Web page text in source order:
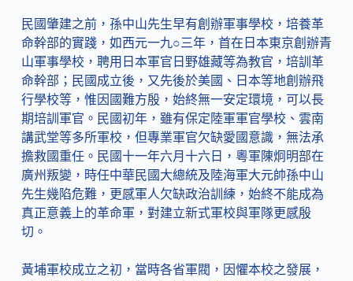
民國肇建之前，孫中山先生早有創辦軍事學校，培養革
命幹部的實踐，如西元一九○三年，首在日本東京創辦青
山軍事學校，聘用日本軍官日野雄藏等為教官，培訓革
命幹部；民國成立後，又先後於美國、日本等地創辦飛
行學校等，惟因國難方殷，始終無一安定環境，可以長
期培訓軍官。民國初年，雖有保定陸軍軍官學校、雲南
講武堂等多所軍校，但專業軍官欠缺愛國意識，無法承
擔救國重任。民國十一年六月十六日，粵軍陳炯明部在
廣州叛變，時任中華民國大總統及陸海軍大元帥孫中山
先生幾陷危難，更感軍人欠缺政治訓練，始終不能成為
真正意義上的革命軍，對建立新式軍校與軍隊更感殷
切。
黃埔軍校成立之初，當時各省軍閥，因懼本校之發展，